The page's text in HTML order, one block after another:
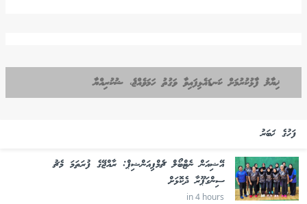
ޚިޔާލު ފާޅުކުރުމަށް ކަނޑައެޅިފައިވާ ވަގުތު ހަމަވެއްޖެ، ޝުކުރިއްޔާ
ފަހުގެ ޚަބަރު
އޭޝިއަން ނެޓްބޯލް ޗެމްޕިއަންޝިޕް: ރާއްޖޭގެ ފުރަތަމަ މެޗު
ސިންގަޕޫރާ ދެކޮޅަށް
in 4 hours